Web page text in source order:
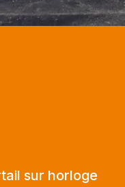
sur horloge